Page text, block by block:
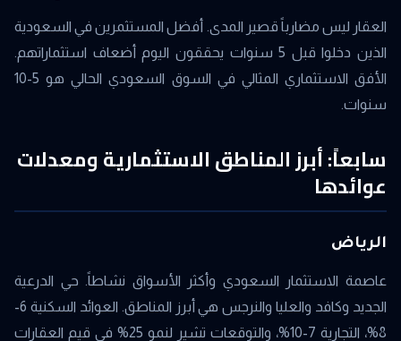
العقار ليس مضارباً قصير المدى. أفضل المستثمرين في السعودية
الذين دخلوا قبل 5 سنوات يحققون اليوم أضعاف استثماراتهم.
الأفق الاستثماري المثالي في السوق السعودي الحالي هو 5-10
سنوات.
سابعاً: أبرز المناطق الاستثمارية ومعدلات
عوائدها
الرياض
عاصمة الاستثمار السعودي وأكثر الأسواق نشاطاً. حي الدرعية
الجديد وكافد والعليا والنرجس هي أبرز المناطق. العوائد السكنية 6-
8%، التجارية 7-10%، والتوقعات تشير لنمو 25% في قيم العقارات